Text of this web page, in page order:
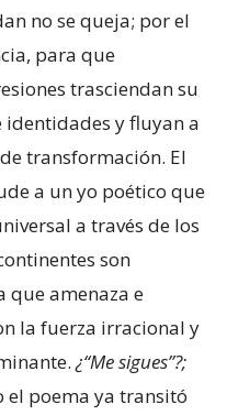
no se queja; por el
para que
trasciendan su
y fluyan a
transformación. El
a un yo poético que
a través de los
son
que amenaza e
la fuerza irracional y
¿“Me sigues”?;
el poema ya transitó